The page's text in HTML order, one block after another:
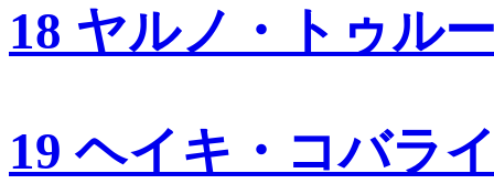
18 ヤルノ・トゥル
19 ヘイキ・コバラ